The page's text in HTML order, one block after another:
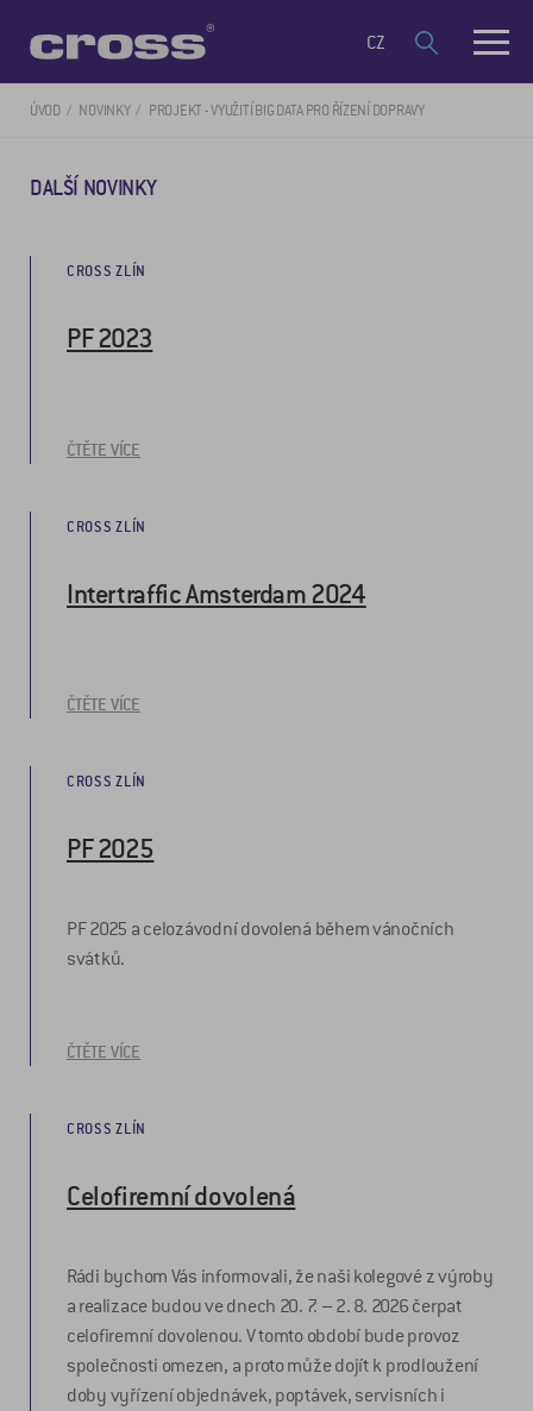
CZ
ÚVOD NOVINKY PROJEKT - VYUŽITÍ BIG DATA PRO ŘÍZENÍ DOPRAVY
DALŠÍ NOVINKY
CROSS ZLÍN
PF 2023
ČTĚTE VÍCE
CROSS ZLÍN
Intertraffic Amsterdam 2024
ČTĚTE VÍCE
CROSS ZLÍN
PF 2025
PF 2025 a celozávodní dovolená během vánočních
svátků.
ČTĚTE VÍCE
CROSS ZLÍN
Celofiremní dovolená
Rádi bychom Vás informovali, že naši kolegové z výroby
a realizace budou ve dnech 20. 7. – 2. 8. 2026 čerpat
celofiremní dovolenou. V tomto období bude provoz
společnosti omezen, a proto může dojít k prodloužení
doby vyřízení objednávek, poptávek, servisních i